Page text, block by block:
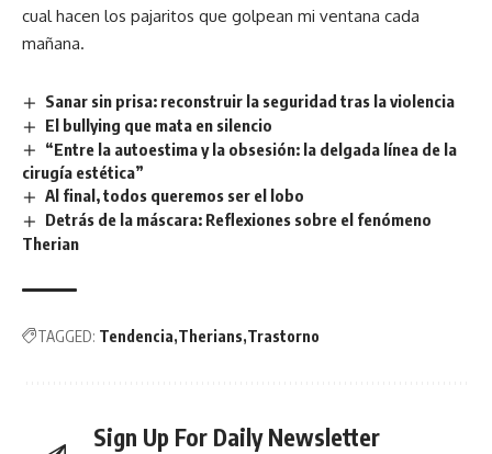
cual hacen los pajaritos que golpean mi ventana cada
mañana.
Sanar sin prisa: reconstruir la seguridad tras la violencia
El bullying que mata en silencio
“Entre la autoestima y la obsesión: la delgada línea de la
cirugía estética”
Al final, todos queremos ser el lobo
Detrás de la máscara: Reflexiones sobre el fenómeno
Therian
TAGGED: Tendencia Therians Trastorno
Sign Up For Daily Newsletter